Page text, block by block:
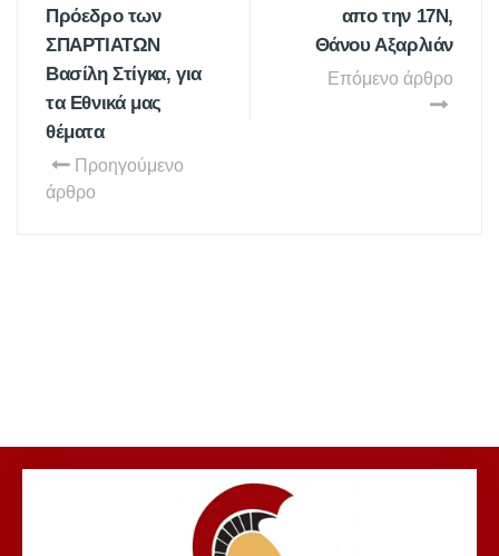
Πρόεδρο των
ΣΠΑΡΤΙΑΤΩΝ
Βασίλη Στίγκα, για
τα Εθνικά μας
θέματα
Προηγούμενο
άρθρο
απο την 17Ν,
Θάνου Αξαρλιάν
Επόμενο άρθρο